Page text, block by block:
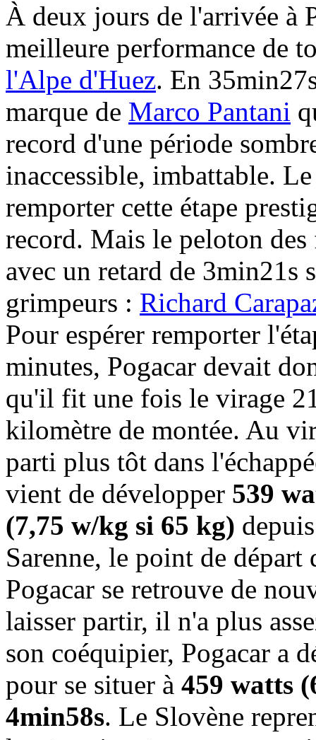
À deux jours de l'arrivée à
meilleure performance de
l'Alpe d'Huez. En
marque de Marco Pantani
record d'une période
inaccessible, imbattable.
remporter cette étape
record. Mais le peloton
avec un retard de 3min21s
grimpeurs : Richard
Pour espérer remporter
minutes, Pogacar devait
qu'il fit une fois le virage
kilomètre de montée. Au
parti plus tôt dans
vient de développer 539
(7,75 w/kg si 65 kg)
Sarenne, le point de
Pogacar se retrouve de
laisser partir, il n'a plus
son coéquipier, Pogacar a
pour se situer à 459 watts
4min58s. Le Slovène